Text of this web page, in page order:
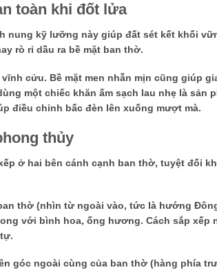
toàn khi đốt lửa
nung kỹ lưỡng này giúp đất sét kết khối
rò rỉ dầu ra bề mặt ban thờ.
cửu. Bề mặt men nhẵn mịn cũng giúp
một chiếc khăn ấm sạch lau nhẹ là sản
điều chỉnh bấc đèn lên xuống mượt mà.
thủy
ở hai bên cánh cạnh ban thờ, tuyệt đối
thờ(nhìn từ ngoài vào, tức là hướng
với bình hoa, ống hương. Cách sắp xếp
góc ngoài cùng của ban thờ (hàng phía